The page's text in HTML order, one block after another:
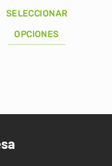
SELECCIONAR
OPCIONES